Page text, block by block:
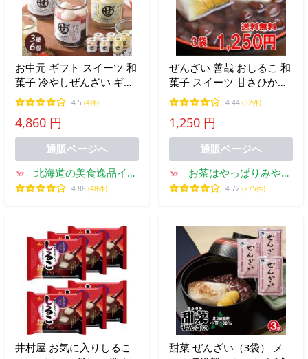
お中元 ギフト スイーツ 和
菓子 冷やしぜんざい ギフ
ト プレーン いちご りんご
3種6個入り ぜんざい 冷や
し和菓子 冷やし団子 瓶 プ
レゼント 内祝 爆買
4.5 (4件)
4,860 円
通販ページへ
北海道の美食逸品イラ
ンカラプテ
4.88 (48件)
ぜんざい 善哉 おしるこ 和
菓子 スイーツ 甘さひかえ
めであっさり、京風ぜんざ
い３パックセット 送料無
料
4.44 (32件)
1,250 円
通販ページへ
お茶はやっぱりみやお
えん
4.72 (275件)
井村屋 お気に入りしるこ
甜菜 ぜんざい（3袋） メ